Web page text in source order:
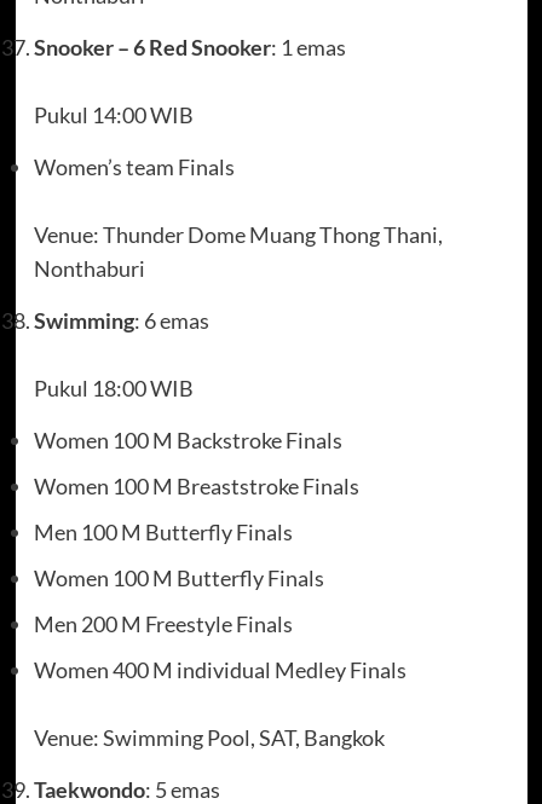
Snooker – 6 Red Snooker: 1 emas
Pukul 14:00 WIB
Women’s team Finals
Venue: Thunder Dome Muang Thong Thani,
Nonthaburi
Swimming: 6 emas
Pukul 18:00 WIB
Women 100 M Backstroke Finals
Women 100 M Breaststroke Finals
Men 100 M Butterfly Finals
Women 100 M Butterfly Finals
Men 200 M Freestyle Finals
Women 400 M individual Medley Finals
Venue: Swimming Pool, SAT, Bangkok
Taekwondo: 5 emas